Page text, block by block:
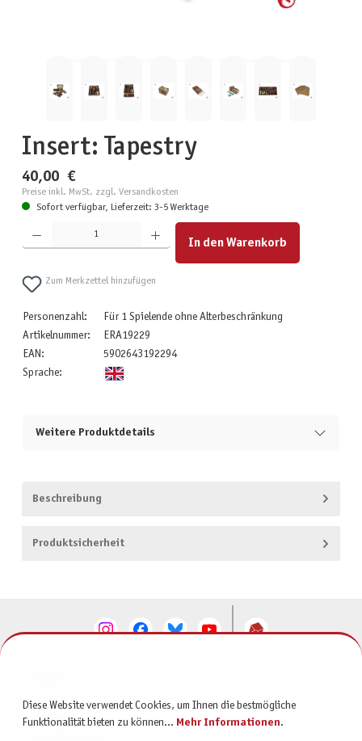
Insert: Tapestry
40,00 €
Preise inkl. MwSt. zzgl. Versandkosten
Sofort verfügbar, Lieferzeit: 3-5 Werktage
Produkt Anzahl: Gib den gewünschten Wert ein oder benutze die Schaltflächen um die Anzahl zu
In den Warenkorb
Zum Merkzettel hinzufügen
Personenzahl:
Für 1 Spielende ohne Alterbeschränkung
Artikelnummer:
ERA19229
EAN:
5902643192294
Sprache:
Weitere Produktdetails
Beschreibung
Produktsicherheit
SERVICE
Diese Website verwendet Cookies, um Ihnen die bestmögliche
Funktionalität bieten zu können... Mehr Informationen.